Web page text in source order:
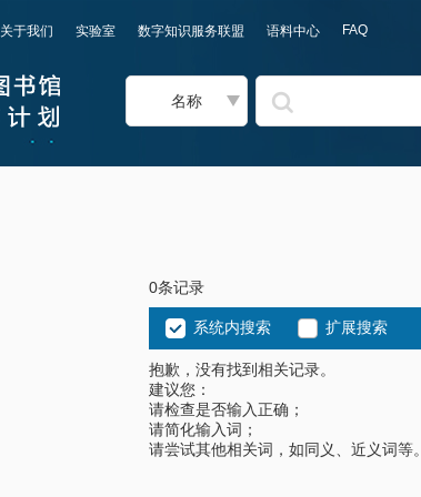
关于我们 实验室 数字知识服务联盟 语料中心 FAQ
名称
0条记录
系统内搜索 扩展搜索
抱歉，没有找到相关记录。
建议您：
请检查是否输入正确；
请简化输入词；
请尝试其他相关词，如同义、近义词等。